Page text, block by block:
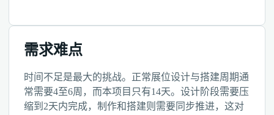
需求难点
时间不足是最大的挑战。正常展位设计与搭建周期通
常需要4至6周，而本项目只有14天。设计阶段需要压
缩到2天内完成，制作和搭建则需要同步推进，这对